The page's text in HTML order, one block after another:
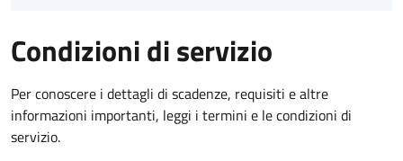
Condizioni di servizio
Per conoscere i dettagli di scadenze, requisiti e altre
informazioni importanti, leggi i termini e le condizioni di
servizio.